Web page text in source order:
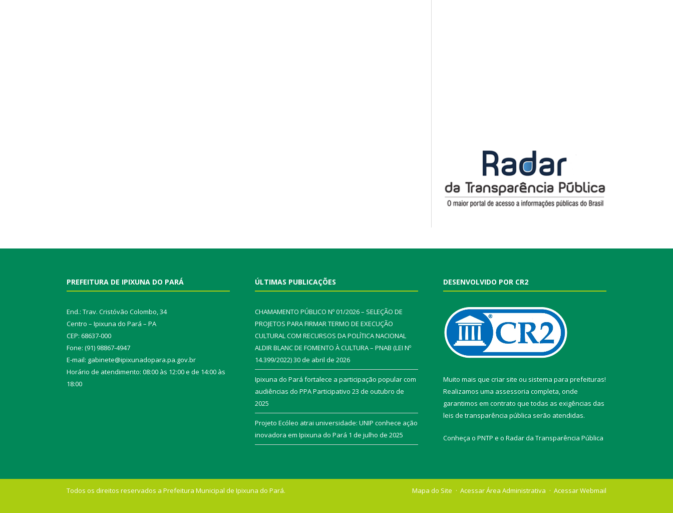
PREFEITURA DE IPIXUNA DO PARÁ
End.: Trav. Cristóvão Colombo, 34
Centro – Ipixuna do Pará – PA
CEP: 68637-000
Fone: (91) 98867-4947
E-mail: gabinete@ipixunadopara.pa.gov.br
Horário de atendimento: 08:00 às 12:00 e de 14:00 às
18:00
ÚLTIMAS PUBLICAÇÕES
CHAMAMENTO PÚBLICO Nº 01/2026 – SELEÇÃO DE
PROJETOS PARA FIRMAR TERMO DE EXECUÇÃO
CULTURAL COM RECURSOS DA POLÍTICA NACIONAL
ALDIR BLANC DE FOMENTO À CULTURA – PNAB (LEI Nº
14.399/2022)30 de abril de 2026
Ipixuna do Pará fortalece a participação popular com
audiências do PPA Participativo 23 de outubro de
2025
Projeto Ecóleo atrai universidade: UNIP conhece ação
inovadora em Ipixuna do Pará 1 de julho de 2025
DESENVOLVIDO POR CR2
Muito mais que criar site ou sistema para prefeituras!
Realizamos uma assessoria completa, onde
garantimos em contrato que todas as exigências das
leis de transparência pública serão atendidas.
Conheça o PNTP e o Radar da Transparência Pública
Todos os direitos reservados a Prefeitura Municipal de Ipixuna do Pará. Mapa do Site Acessar Área Administrativa Acessar Webmail